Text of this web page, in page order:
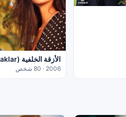
الأزقة الخلفية (Arka Sokaklar)
2006 · 80 شخص